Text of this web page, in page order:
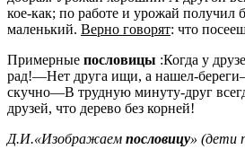
кое-как; по работе и урожай получил
маленький. Верно говорят: что
Примерные пословицы :Когда у
рад!—Нет друга ищи, а нашел-
скучно—В трудную минуту-друг
друзей, что дерево без корней!
Д.И.«Изображаем пословицу» (дети